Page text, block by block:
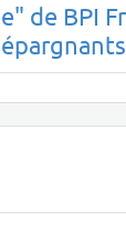
de BPI